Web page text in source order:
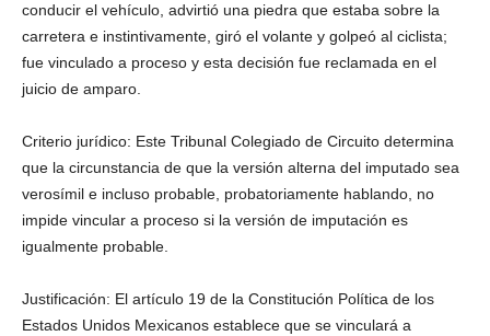
conducir el vehículo, advirtió una piedra que estaba sobre la
carretera e instintivamente, giró el volante y golpeó al ciclista;
fue vinculado a proceso y esta decisión fue reclamada en el
juicio de amparo.
Criterio jurídico: Este Tribunal Colegiado de Circuito determina
que la circunstancia de que la versión alterna del imputado sea
verosímil e incluso probable, probatoriamente hablando, no
impide vincular a proceso si la versión de imputación es
igualmente probable.
Justificación: El artículo 19 de la Constitución Política de los
Estados Unidos Mexicanos establece que se vinculará a